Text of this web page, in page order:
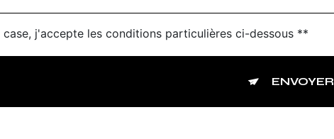
j'accepte les conditions particulières ci-dessous **
ENVOYER